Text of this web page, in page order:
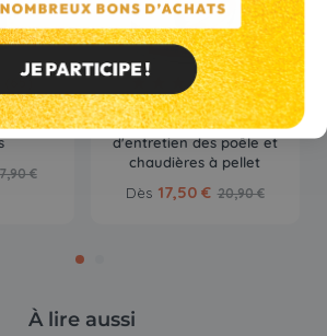
110
€
(65)
PELLET A9 Produit
d'entretien des poêle et
chaudières à pellet
Dès 17,50 € 20,90 €
À lire aussi